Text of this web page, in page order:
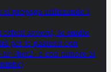
si propaga utilizzando i
avversi, lo studio
per le pazienti con
her2- e con tumore al